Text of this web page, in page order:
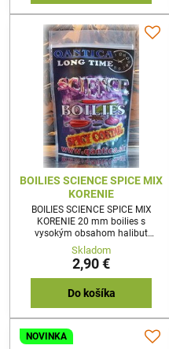
BOILIES SCIENCE SPICE MIX
KORENIE
BOILIES SCIENCE SPICE MIX
KORENIE 20 mm boilies s
vysokým obsahom halibut
múčky a prírodných korenín.150g
20mm
Skladom
2,90 €
Do košíka
NOVINKA